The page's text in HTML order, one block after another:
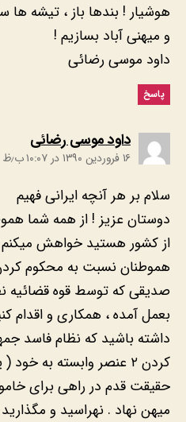
هوشیار ! بندها باز ، تیشه ها
و میهنی آباد بسازیم !
داود موسی رضائی
پاسخ
داود موسی رضائی
۱۶ فروردین ۱۳۹۰ در ۱۰:۰۷ ب٫ظ
سلام بر هر آنچه ایرانی فهیم
دوستان عزیز ! از همه شما
از کشور هستید خواهش میکنم
هموطنان نسبت به محکوم
صدیقی که توسط قوه قضائیه
بعمل آمده ، همکاری و اقدام
داشته باشید که نظام فاسد
کردن ۲ عنصر وابسته به
حقیقت قدم در راهی برای
میهن نهاد . نهراسید و